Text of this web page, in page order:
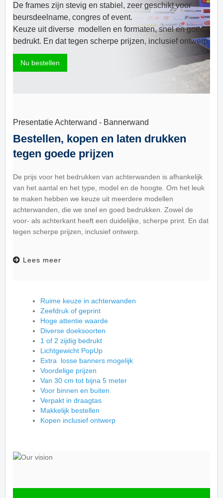
De frames zijn stevig en stabiel, zeer geschikt voor
beursdeelname, congres of event.
Keuze uit diverse modellen en formaten, snel en goed
bedrukt. En dat tegen scherpe prijzen, inclusief ontwerp.
Nu bestellen
Presentatie Achterwand - Bannerwand
Bestellen, kopen en laten drukken
tegen goede prijzen
De prijs voor het bedrukken van achterwanden is afhankelijk
van het aantal en het type, model en de hoogte. Om het leuk
te maken hebben we keuze uit meerdere modellen
achterwanden, die we snel en goed bedrukken. Zowel de
voor- als achterkant heeft een duidelijke, scherpe print. En dat
tegen scherpe prijzen, inclusief ontwerp.
Lees meer
Ruime keuze in achterwanden
Zeefdruk of geprint
Hoge attentie waarde
Diverse doeksoorten
1 of 2 zijdig bedrukt
Lichtgewicht PopUp
Extra losse banners mogelijk
Voordelige prijzen
Van 30 cm tot bijna 5 meter
Voor binnen en buiten
Verpakt in draagtas
Makkelijk bestellen
Kopen inclusief ontwerp